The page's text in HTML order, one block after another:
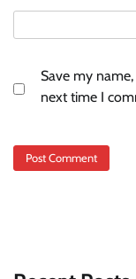
Save my
next time I